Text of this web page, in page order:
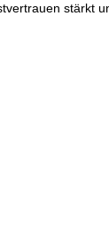
stärkt